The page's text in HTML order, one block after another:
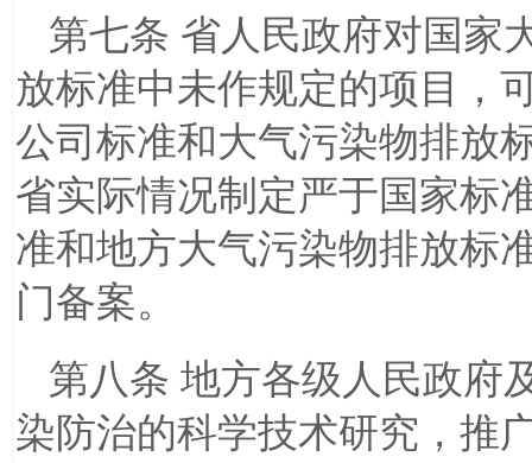
第七条 省人民政府对国家
放标准中未作规定的项目，
公司标准和大气污染物排放
省实际情况制定严于国家标
准和地方大气污染物排放标
门备案。
第八条 地方各级人民政府
染防治的科学技术研究，推